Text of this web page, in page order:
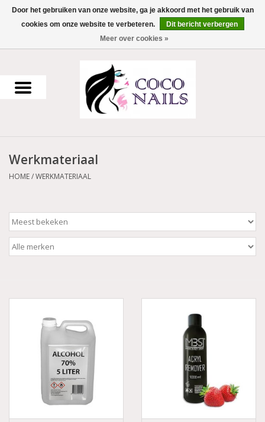
0 Artikelen - €0,00
Uv Gel
Acrylpoeder
Werkmateriaal
NailArt Producten
Apparatuur
NIEUW! Pedicure producten
Werkmateriaal
HOME/WERKMATERIAAL
Door het gebruiken van onze website, ga je akkoord met het gebruik van
cookies om onze website te verbeteren.
Dit bericht verbergen
Meer over cookies »